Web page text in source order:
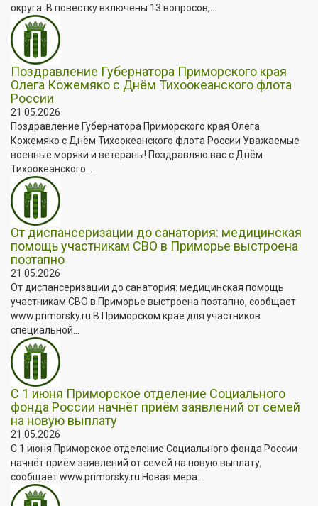
округа. В повестку включены 13 вопросов,...
Поздравление Губернатора Приморского края
Олега Кожемяко с Днём Тихоокеанского флота
России
21.05.2026
Поздравление Губернатора Приморского края Олега
Кожемяко с Днём Тихоокеанского флота России Уважаемые
военные моряки и ветераны! Поздравляю вас с Днём
Тихоокеанского...
От диспансеризации до санатория: медицинская
помощь участникам СВО в Приморье выстроена
поэтапно
21.05.2026
От диспансеризации до санатория: медицинская помощь
участникам СВО в Приморье выстроена поэтапно, сообщает
www.primorsky.ru В Приморском крае для участников
специальной...
С 1 июня Приморское отделение Социального
фонда России начнёт приём заявлений от семей
на новую выплату
21.05.2026
С 1 июня Приморское отделение Социального фонда России
начнёт приём заявлений от семей на новую выплату,
сообщает www.primorsky.ru Новая мера...